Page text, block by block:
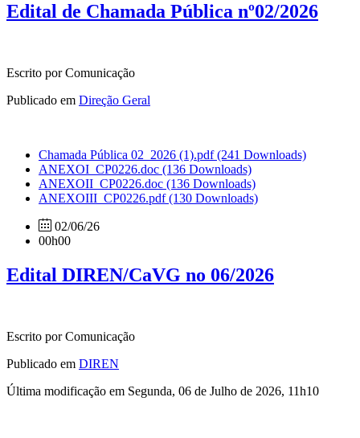
Edital de Chamada Pública nº02/2026
Escrito por Comunicação
Publicado em Direção Geral
Chamada Pública 02_2026 (1).pdf(241 Downloads)
ANEXOI_CP0226.doc (136 Downloads)
ANEXOII_CP0226.doc (136 Downloads)
ANEXOIII_CP0226.pdf(130 Downloads)
02/06/26
00h00
Edital DIREN/CaVG no 06/2026
Escrito por Comunicação
Publicado em DIREN
Última modificação em Segunda, 06 de Julho de 2026, 11h10